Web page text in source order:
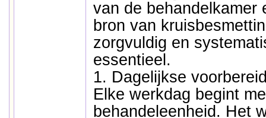
van de behandelkamer
bron van
zorgvuldig en
essentieel.
1. Dagelijkse
Elke werkdag begint
behandeleenheid. Het